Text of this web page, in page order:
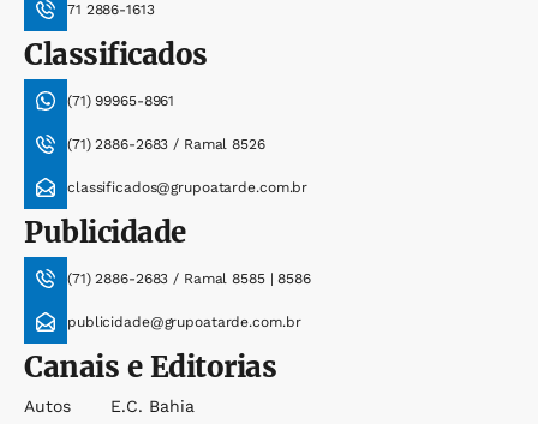
71 2886-1613
Classificados
(71) 99965-8961
(71) 2886-2683 / Ramal 8526
classificados@grupoatarde.com.br
Publicidade
(71) 2886-2683 / Ramal 8585 | 8586
publicidade@grupoatarde.com.br
Canais e Editorias
Autos
E.c. Bahia